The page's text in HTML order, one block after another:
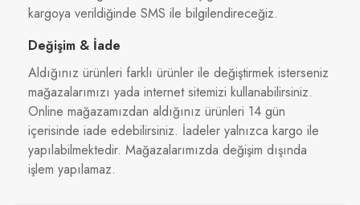
kargoya verildiğinde SMS ile bilgilendireceğiz.
Değişim & İade
Aldığınız ürünleri farklı ürünler ile değiştirmek isterseniz
mağazalarımızı yada internet sitemizi kullanabilirsiniz.
Online mağazamızdan aldığınız ürünleri 14 gün
içerisinde iade edebilirsiniz. İadeler yalnızca kargo ile
yapılabilmektedir. Mağazalarımızda değişim dışında
işlem yapılamaz.